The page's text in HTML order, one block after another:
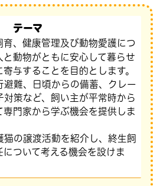
テーマ
、健康管理及び動物愛護につ
動物がともに安心して暮らせ
与することを目的とします。
避難、日頃からの備蓄、クレー
対策など、飼い主が平常時から
門家から学ぶ機会を提供しま
猫の譲渡活動を紹介し、終生飼
ついて考える機会を設けま